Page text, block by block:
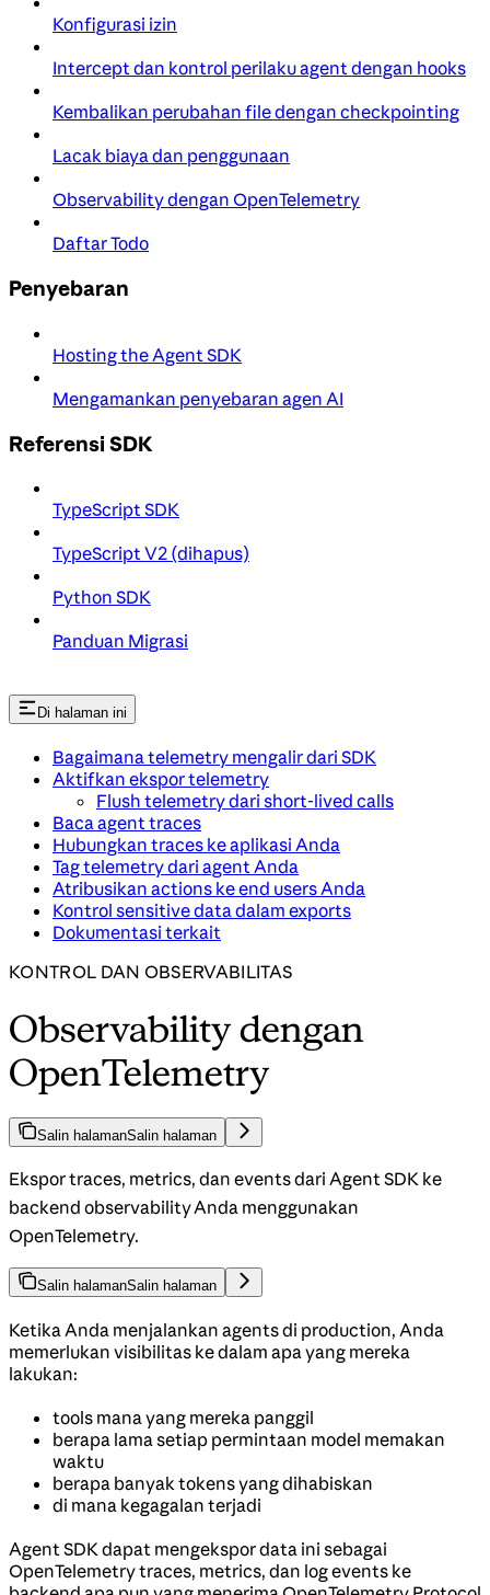
Konfigurasi izin
Intercept dan kontrol perilaku agent dengan hooks
Kembalikan perubahan file dengan checkpointing
Lacak biaya dan penggunaan
Observability dengan OpenTelemetry
Daftar Todo
Penyebaran
Hosting the Agent SDK
Mengamankan penyebaran agen AI
Referensi SDK
TypeScript SDK
TypeScript V2 (dihapus)
Python SDK
Panduan Migrasi
Di halaman ini
Bagaimana telemetry mengalir dari SDK
Aktifkan ekspor telemetry
Flush telemetry dari short-lived calls
Baca agent traces
Hubungkan traces ke aplikasi Anda
Tag telemetry dari agent Anda
Atribusikan actions ke end users Anda
Kontrol sensitive data dalam exports
Dokumentasi terkait
KONTROL DAN OBSERVABILITAS
Observability dengan
OpenTelemetry
Salin halamanSalin halaman
Ekspor traces, metrics, dan events dari Agent SDK ke
backend observability Anda menggunakan
OpenTelemetry.
Salin halamanSalin halaman
Ketika Anda menjalankan agents di production, Anda
memerlukan visibilitas ke dalam apa yang mereka
lakukan:
tools mana yang mereka panggil
berapa lama setiap permintaan model memakan
waktu
berapa banyak tokens yang dihabiskan
di mana kegagalan terjadi
Agent SDK dapat mengekspor data ini sebagai
OpenTelemetry traces, metrics, dan log events ke